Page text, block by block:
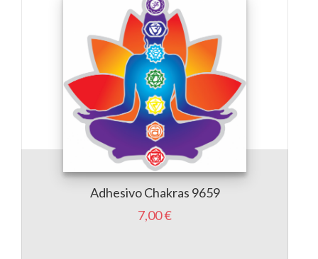
Adhesivo Chakras 9659
7,00 €